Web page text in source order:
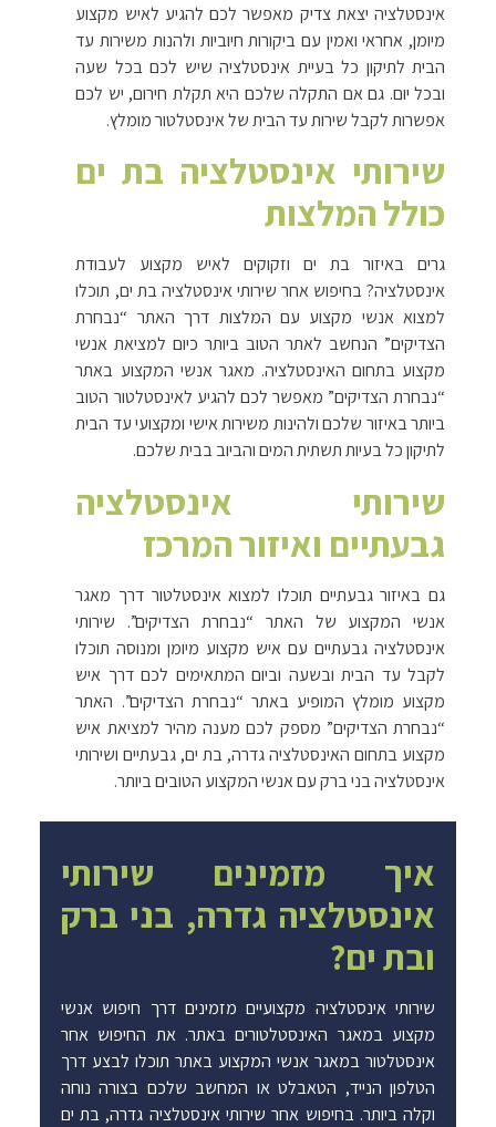
אינסטלציה יצאת צדיק מאפשר לכם להגיע לאיש מקצוע
מיומן, אחראי ואמין עם ביקורות חיוביות ולהנות משירות עד
הבית לתיקון כל בעיית אינסטלציה שיש לכם בכל שעה
ובכל יום. גם אם התקלה שלכם היא תקלת חירום, יש לכם
אפשרות לקבל שירות עד הבית של אינסטלטור מומלץ.
שירותי אינסטלציה בת ים
כולל המלצות
גרים באיזור בת ים וזקוקים לאיש מקצוע לעבודת
אינסטלציה? בחיפוש אחר שירותי אינסטלציה בת ים, תוכלו
למצוא אנשי מקצוע עם המלצות דרך האתר “נבחרת
הצדיקים” הנחשב לאתר הטוב ביותר כיום למציאת אנשי
מקצוע בתחום האינסטלציה. מאגר אנשי המקצוע באתר
“נבחרת הצדיקים” מאפשר לכם להגיע לאינסטלטור הטוב
ביותר באיזור שלכם ולהינות משירות אישי ומקצועי עד הבית
לתיקון כל בעיות תשתית המים והביוב בבית שלכם.
שירותי אינסטלציה
גבעתיים ואיזור המרכז
גם באיזור גבעתיים תוכלו למצוא אינסטלטור דרך מאגר
אנשי המקצוע של האתר “נבחרת הצדיקים”. שירותי
אינסטלציה גבעתיים עם איש מקצוע מיומן ומנוסה תוכלו
לקבל עד הבית ובשעה וביום המתאימים לכם דרך איש
מקצוע מומלץ המופיע באתר “נבחרת הצדיקים”. האתר
“נבחרת הצדיקים” מספק לכם מענה מהיר למציאת איש
מקצוע בתחום האינסטלציה גדרה, בת ים, גבעתיים ושירותי
אינסטלציה בני ברק עם אנשי המקצוע הטובים ביותר.
איך מזמינים שירותי
אינסטלציה גדרה, בני ברק
ובת ים?
שירותי אינסטלציה מקצועיים מזמינים דרך חיפוש אנשי
מקצוע במאגר האינסטלטורים באתר. את החיפוש אחר
אינסטלטור במאגר אנשי המקצוע באתר תוכלו לבצע דרך
הטלפון הנייד, הטאבלט או המחשב שלכם בצורה נוחה
וקלה ביותר. בחיפוש אחר שירותי אינסטלציה גדרה, בת ים